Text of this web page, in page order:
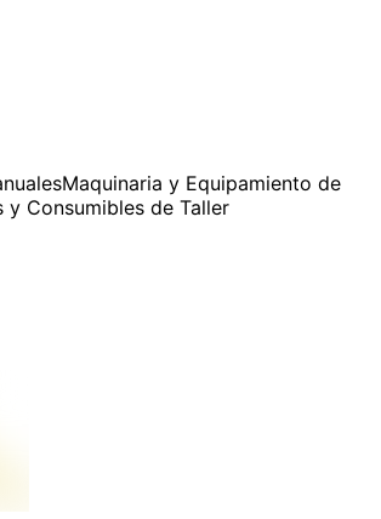
Maquinaria y Equipamiento de
y Consumibles de Taller